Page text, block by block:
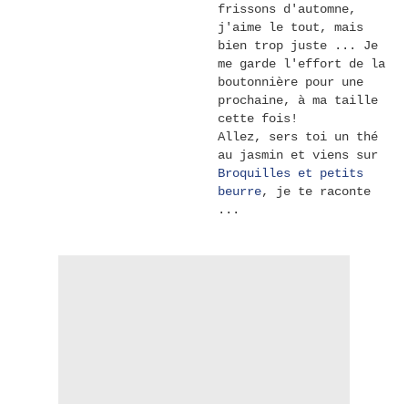
frissons d'automne,
j'aime le tout, mais
bien trop juste ... Je
me garde l'effort de la
boutonnière pour une
prochaine, à ma taille
cette fois!
Allez, sers toi un thé
au jasmin et viens sur
Broquilles et petits
beurre, je te raconte
...